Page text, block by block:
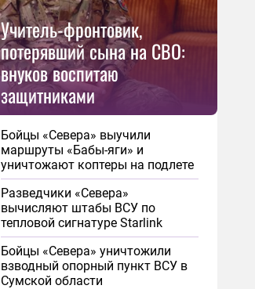
Учитель-фронтовик,
потерявший сына на СВО:
внуков воспитаю
защитниками
Бойцы «Севера» выучили
маршруты «Бабы-яги» и
уничтожают коптеры на подлете
Разведчики «Севера»
вычисляют штабы ВСУ по
тепловой сигнатуре Starlink
Бойцы «Севера» уничтожили
взводный опорный пункт ВСУ в
Сумской области